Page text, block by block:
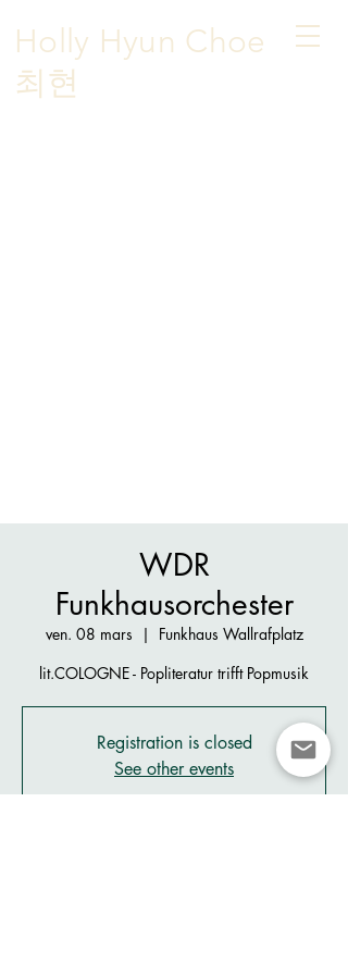
Holly Hyun Choe
​최현
WDR
Funkhausorchester
ven. 08 mars
  |
Funkhaus Wallrafplatz
lit.COLOGNE - Popliteratur trifft Popmusik
Registration is closed
See other events